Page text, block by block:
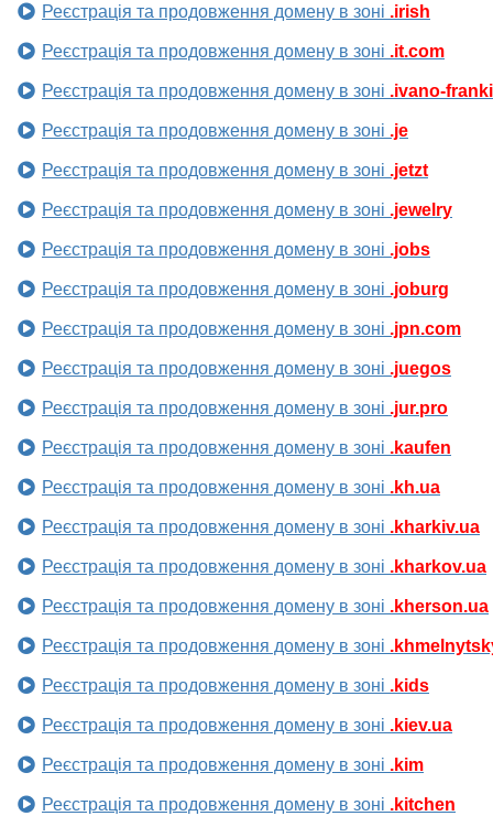
Реєстрація та продовження домену в зоні .irish
Реєстрація та продовження домену в зоні .it.com
Реєстрація та продовження домену в зоні .ivano-
Реєстрація та продовження домену в зоні .je
Реєстрація та продовження домену в зоні .jetzt
Реєстрація та продовження домену в зоні .jewelry
Реєстрація та продовження домену в зоні .jobs
Реєстрація та продовження домену в зоні .joburg
Реєстрація та продовження домену в зоні .jpn.com
Реєстрація та продовження домену в зоні .juegos
Реєстрація та продовження домену в зоні .jur.pro
Реєстрація та продовження домену в зоні .kaufen
Реєстрація та продовження домену в зоні .kh.ua
Реєстрація та продовження домену в зоні .kharkiv.ua
Реєстрація та продовження домену в зоні .kharkov.ua
Реєстрація та продовження домену в зоні .kherson.ua
Реєстрація та продовження домену в зоні
Реєстрація та продовження домену в зоні .kids
Реєстрація та продовження домену в зоні .kiev.ua
Реєстрація та продовження домену в зоні .kim
Реєстрація та продовження домену в зоні .kitchen